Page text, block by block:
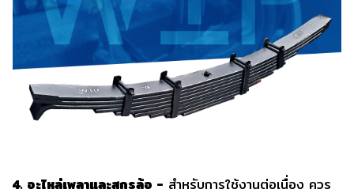
4. อะไหล่เพลาและสกรูล้อ - สำหรับการใช้งานต่อเนื่อง ควร